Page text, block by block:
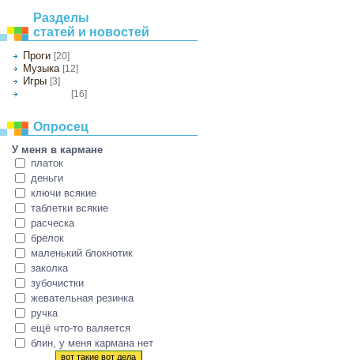
Разделы
статей и новостей
Проги [20]
Музыка [12]
Игры [3]
[16]
Опросец
У меня в кармане
платок
деньги
ключи всякие
таблетки всякие
расческа
брелок
маленький блокнотик
заколка
зубочистки
жевательная резинка
ручка
ещё что-то валяется
блин, у меня кармана нет